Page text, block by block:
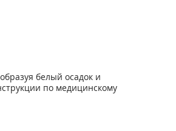
белый осадок и
по медицинскому